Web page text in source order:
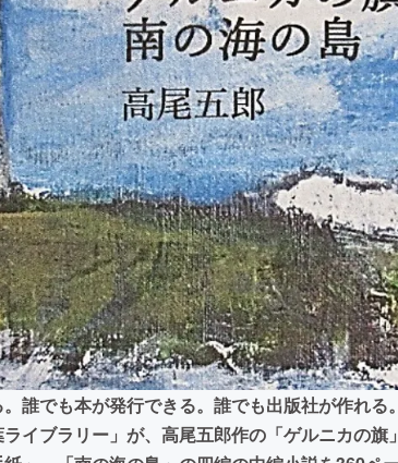
映像・映画 書籍・雑誌出
ビジネス・起業 チャレンジ
まちづくり・地域活性化
誰でも本が発行できる。誰でも出版社が作れる
イブラリー」が、高尾五郎作の「ゲルニカの